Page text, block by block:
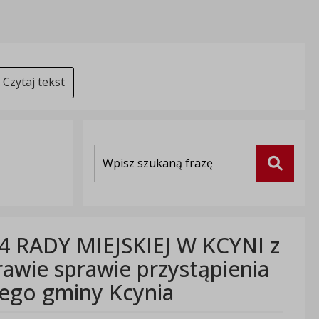
Czytaj tekst
Szukaj
MIEJSKIEJ W KCYNI z
sprawie przystąpienia
gminy Kcynia